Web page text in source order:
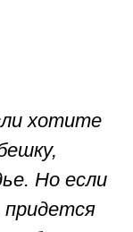
хотите
Но если
придется